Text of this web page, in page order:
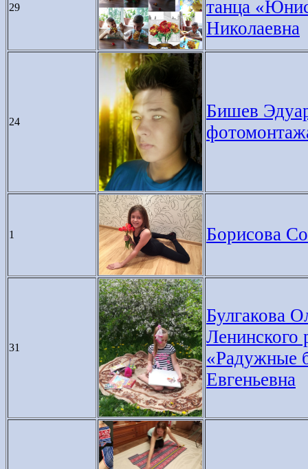
29
танца
Николаевна
24
Бишев
1 Борисова
31
Булгакова
Ленинского
«Радужные
Евгеньевна